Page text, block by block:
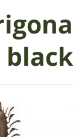
black